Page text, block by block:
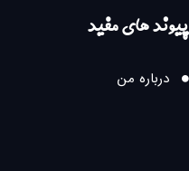
پیوند های مفید
درباره من